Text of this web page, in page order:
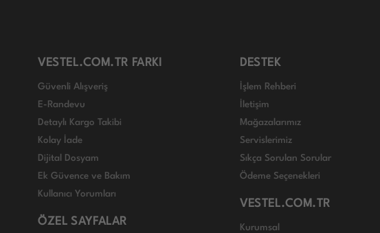
VESTEL.COM.TR FARKI
Güvenli Alışveriş
E-Randevu
Detaylı Kargo Takibi
Kolay İade
Dijital Dosyam
Ek Güvence ve Bakım
Kullanıcı Yorumları
ÖZEL SAYFALAR
DESTEK
İşlem Rehberi
İletişim
Mağazalarımız
Servislerimiz
Sıkça Sorulan Sorular
Ödeme Seçenekleri
VESTEL.COM.TR
Kurumsal